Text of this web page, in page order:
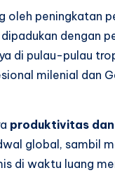
oleh peningkatan
dengan
di pulau-pulau
milenial dan
produktivitas
global, sambil
di waktu luang